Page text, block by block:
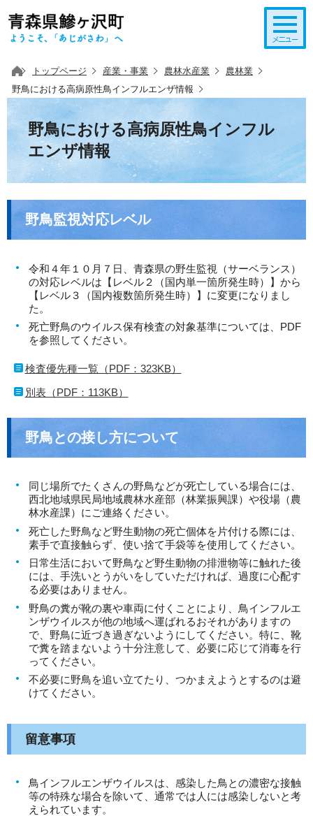
トップページ 産業・事業 農林水産業
農林業
野鳥における高病原性鳥インフルエンザ情報
野鳥における高病原性鳥インフル
エンザ情報
野鳥監視対応レベル
令和４年１０月７日、青森県の野生監視（サーベランス）
の対応レベルは【レベル２（国内単一箇所発生時）】から
【レベル３（国内複数箇所発生時）】に変更になりまし
た。
死亡野鳥のウイルス保有検査の対象基準については、PDF
を参照してください。
検査優先種一覧（PDF：323KB）
別表（PDF：113KB）
野鳥との接し方について
同じ場所でたくさんの野鳥などが死亡している場合には、
西北地域県民局地域農林水産部（林業振興課）や役場（農
林水産課）にご連絡ください。
死亡した野鳥など野生動物の死亡個体を片付ける際には、
素手で直接触らず、使い捨て手袋等を使用してください。
日常生活において野鳥など野生動物の排泄物等に触れた後
には、手洗いとうがいをしていただければ、過度に心配す
る必要はありません。
野鳥の糞が靴の裏や車両に付くことにより、鳥インフルエ
ンザウイルスが他の地域へ運ばれるおそれがありますの
で、野鳥に近づき過ぎないようにしてください。特に、靴
で糞を踏まないよう十分注意して、必要に応じて消毒を行
ってください。
不必要に野鳥を追い立てたり、つかまえようとするのは避
けてください。
留意事項
鳥インフルエンザウイルスは、感染した鳥との濃密な接触
等の特殊な場合を除いて、通常では人には感染しないと考
えられています。